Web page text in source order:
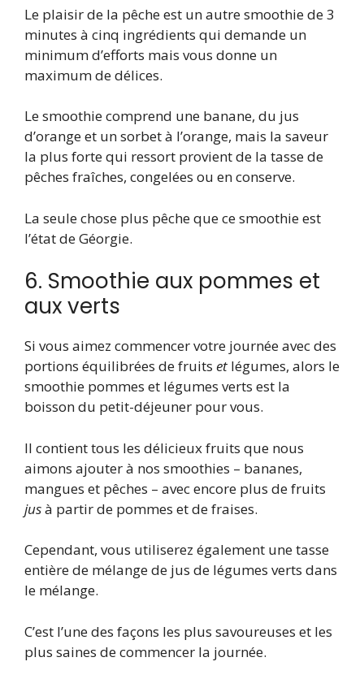
Le plaisir de la pêche est un autre smoothie de 3
minutes à cinq ingrédients qui demande un
minimum d’efforts mais vous donne un
maximum de délices.
Le smoothie comprend une banane, du jus
d’orange et un sorbet à l’orange, mais la saveur
la plus forte qui ressort provient de la tasse de
pêches fraîches, congelées ou en conserve.
La seule chose plus pêche que ce smoothie est
l’état de Géorgie.
6. Smoothie aux pommes et
aux verts
Si vous aimez commencer votre journée avec des
portions équilibrées de fruits et légumes, alors le
smoothie pommes et légumes verts est la
boisson du petit-déjeuner pour vous.
Il contient tous les délicieux fruits que nous
aimons ajouter à nos smoothies – bananes,
mangues et pêches – avec encore plus de fruits
jusà partir de pommes et de fraises.
Cependant, vous utiliserez également une tasse
entière de mélange de jus de légumes verts dans
le mélange.
C’est l’une des façons les plus savoureuses et les
plus saines de commencer la journée.